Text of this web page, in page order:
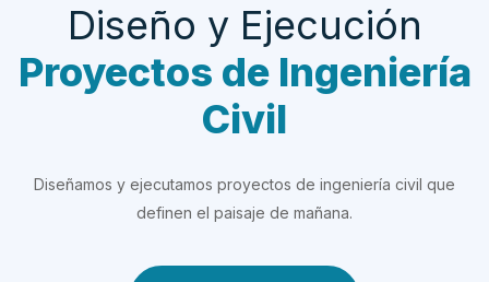
Diseño y Ejecución
Proyectos de Ingeniería
Civil
Diseñamos y ejecutamos proyectos de ingeniería civil que
definen el paisaje de mañana.